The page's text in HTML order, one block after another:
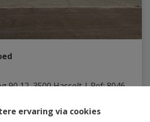
ervaring via cookies
90 12, 3500 Hasselt|Ref: 8046